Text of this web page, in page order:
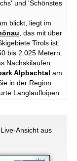
und 'Schönstes
blickt, liegt im
, das mit über
Tirols ist.
bis 2.025 Metern.
Nachskilaufen
Alpbachtal am
in der Region
Langlaufloipen.
Ansicht aus